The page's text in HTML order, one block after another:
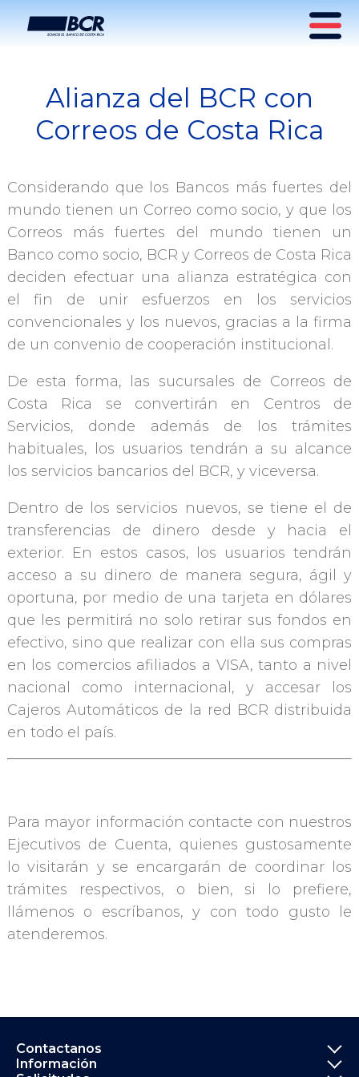
Alianza con Correos de
Costa Rica
Alianza del BCR con
Correos de Costa Rica
Considerando que los Bancos más fuertes del
mundo tienen un Correo como socio, y que los
Correos más fuertes del mundo tienen un
Banco como socio, BCR y Correos de Costa Rica
deciden efectuar una alianza estratégica con
el fin de unir esfuerzos en los servicios
convencionales y los nuevos, gracias a la firma
de un convenio de cooperación institucional.
De esta forma, las sucursales de Correos de
Costa Rica se convertirán en Centros de
Servicios, donde además de los trámites
habituales, los usuarios tendrán a su alcance
los servicios bancarios del BCR, y viceversa.
Dentro de los servicios nuevos, se tiene el de
transferencias de dinero desde y hacia el
exterior. En estos casos, los usuarios tendrán
acceso a su dinero de manera segura, ágil y
oportuna, por medio de una tarjeta en dólares
que les permitirá no solo retirar sus fondos en
efectivo, sino que realizar con ella sus compras
en los comercios afiliados a VISA, tanto a nivel
nacional como internacional, y accesar los
Cajeros Automáticos de la red BCR distribuida
en todo el país.
Para mayor información contacte con nuestros
Ejecutivos de Cuenta, quienes gustosamente
lo visitarán y se encargarán de coordinar los
trámites respectivos, o bien, si lo prefiere,
llámenos o escríbanos, y con todo gusto le
atenderemos.
Contactanos
Información